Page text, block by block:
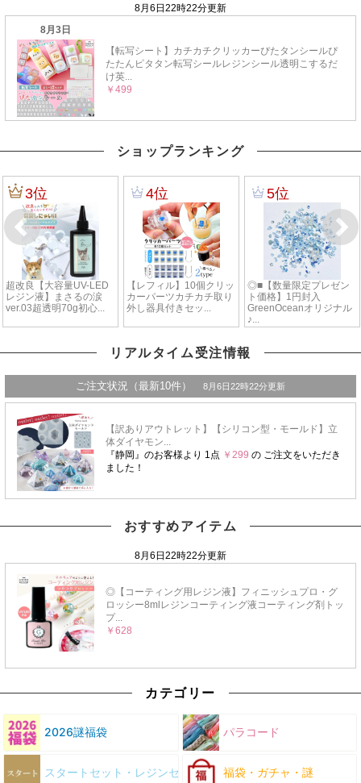
ショップランキング
リアルタイム受注情報
おすすめアイテム
カテゴリー
2026謎福袋 パラコード
スタートセット・レジンセット 福袋・ガチャ・謎